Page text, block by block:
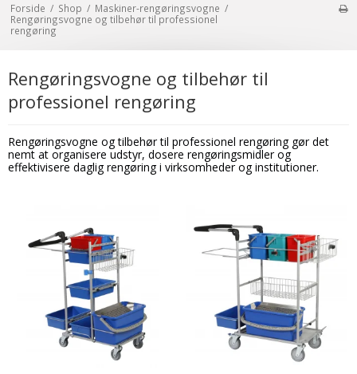
Forside / Shop / Maskiner-rengøringsvogne /
Rengøringsvogne og tilbehør til professionel
rengøring
Rengøringsvogne og tilbehør til
professionel rengøring
Rengøringsvogne og tilbehør til professionel rengøring gør det
nemt at organisere udstyr, dosere rengøringsmidler og
effektivisere daglig rengøring i virksomheder og institutioner.